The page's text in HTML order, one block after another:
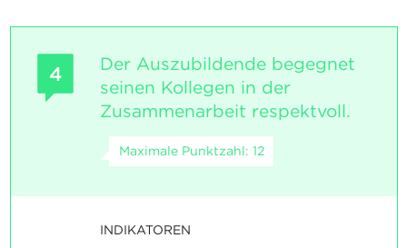
4
Der Auszubildende begegnet
seinen Kollegen in der
Zusammenarbeit respektvoll.
Maximale Punktzahl: 12
INDIKATOREN